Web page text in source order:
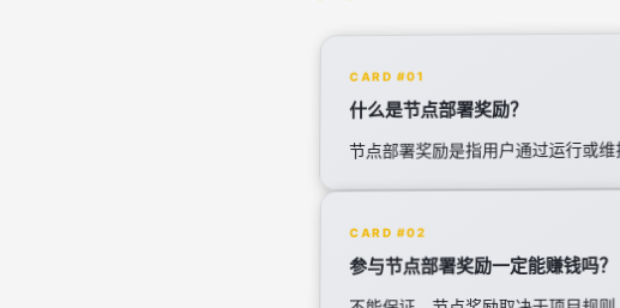
CARD #01
什么是节点部署奖励？
节点部署奖励是指用户通过运行或
CARD #02
参与节点部署奖励一定能赚钱吗？